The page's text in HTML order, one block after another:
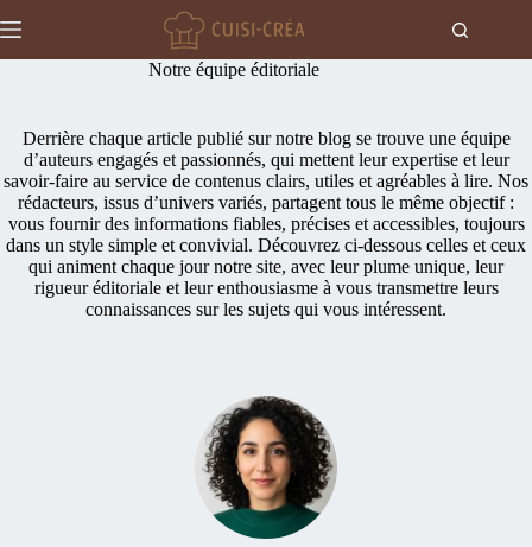
au
Recettes
Cuisine
Gastronomie
Notre équipe éditoriale
Derrière chaque article publié sur notre blog se trouve une équipe
d’auteurs engagés et passionnés, qui mettent leur expertise et leur
savoir-faire au service de contenus clairs, utiles et agréables à lire. Nos
rédacteurs, issus d’univers variés, partagent tous le même objectif :
vous fournir des informations fiables, précises et accessibles, toujours
dans un style simple et convivial. Découvrez ci-dessous celles et ceux
qui animent chaque jour notre site, avec leur plume unique, leur
rigueur éditoriale et leur enthousiasme à vous transmettre leurs
connaissances sur les sujets qui vous intéressent.